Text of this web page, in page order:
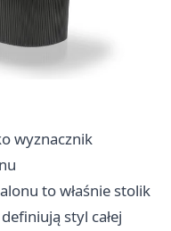
wyznacznik
to właśnie stolik
styl całej